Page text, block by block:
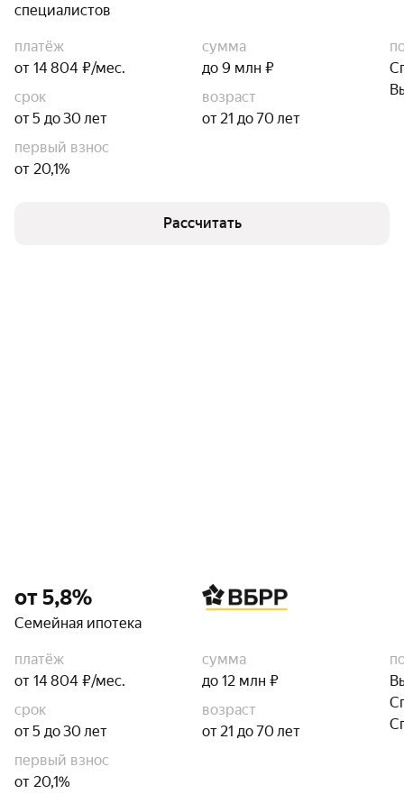
специалистов
платёж
от 14 804 ₽/мес.
сумма
до 9 млн ₽
срок
от 5 до 30 лет
возраст
от 21 до 70 лет
первый взнос
от 20,1%
Рассчитать
от 5,8%
Семейная ипотека
платёж
от 14 804 ₽/мес.
сумма
до 12 млн ₽
срок
от 5 до 30 лет
возраст
от 21 до 70 лет
первый взнос
от 20,1%